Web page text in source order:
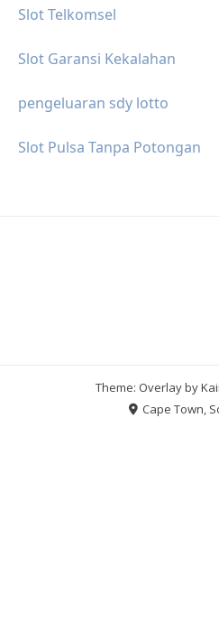
Slot Telkomsel
Slot Garansi Kekalahan
pengeluaran sdy lotto
Slot Pulsa Tanpa Potongan
Theme: Overlay by
Cape Town,